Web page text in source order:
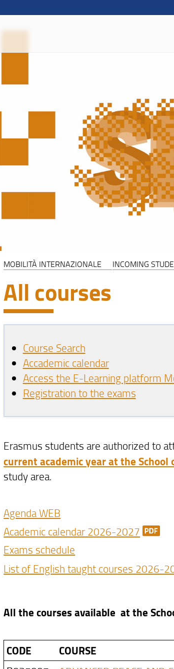
MOBILITÀ INTERNAZIONALE INCOMING
All courses
Course Search
Accademic calendar
Access the E-Learning platform
Registration to the exams
Erasmus students are authorized to
current academic year at the School
study area.
Agenda WEB
Academic calendar 2026-2027
Exams schedule
List of English taught courses 2026-
All the courses available at the
CODE COURSE